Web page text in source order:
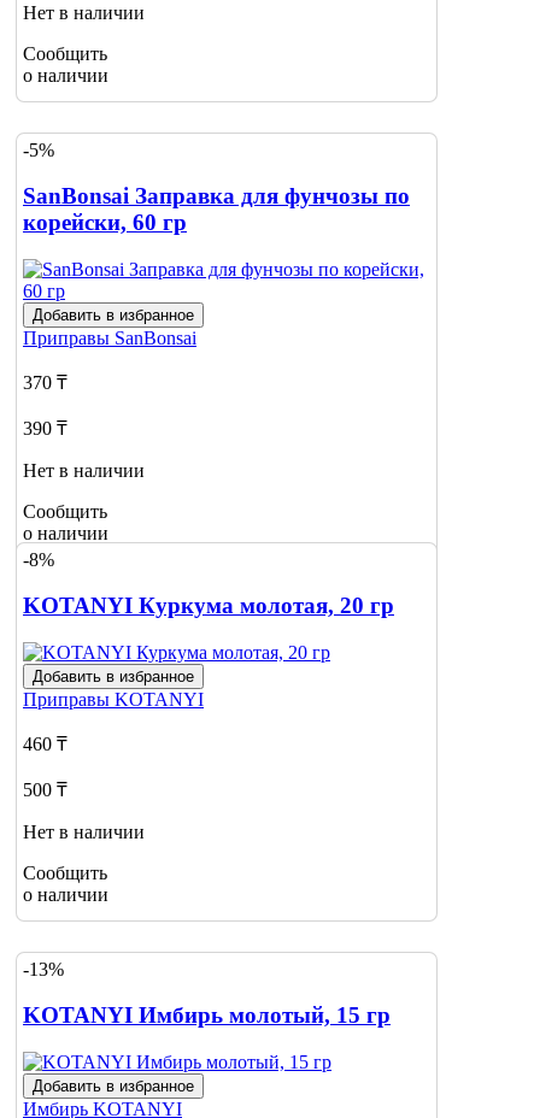
Нет в наличии
Сообщить
о наличии
-5%
SanBonsai Заправка для фунчозы по
корейски, 60 гр
Добавить в избранное
Приправы SanBonsai
370 ₸
390 ₸
Нет в наличии
Сообщить
о наличии
-8%
KOTANYI Куркума молотая, 20 гр
Добавить в избранное
Приправы KOTANYI
460 ₸
500 ₸
Нет в наличии
Сообщить
о наличии
-13%
KOTANYI Имбирь молотый, 15 гр
Добавить в избранное
Имбирь KOTANYI